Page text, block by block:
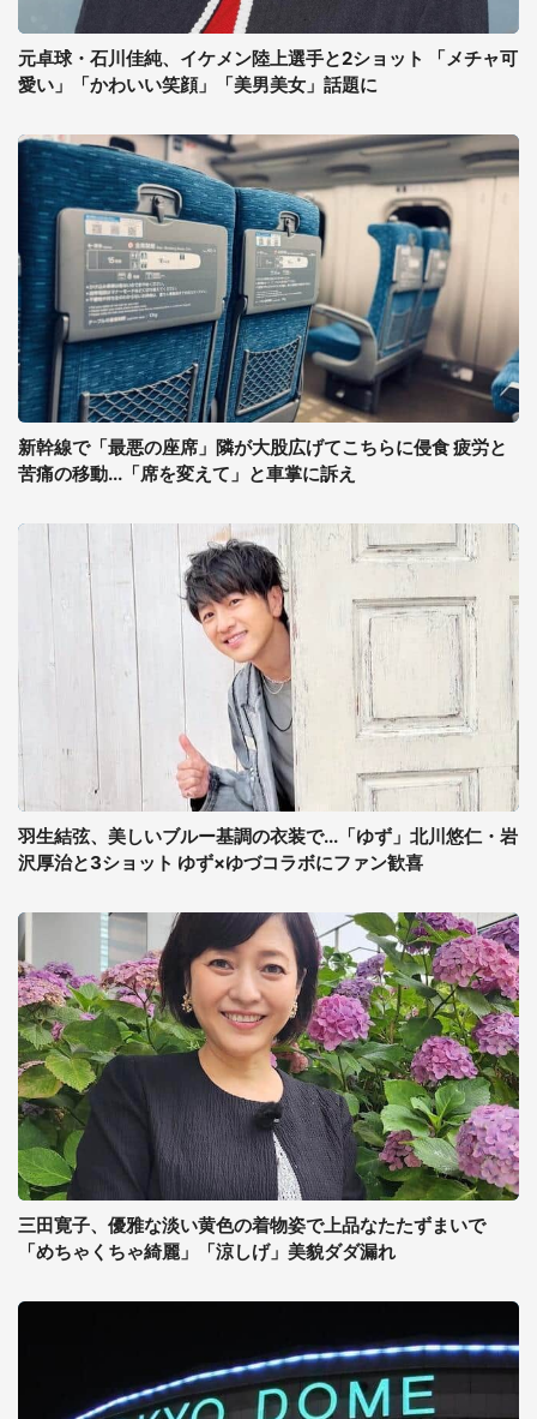
元卓球・石川佳純、イケメン陸上選手と2ショット 「メチャ可
愛い」「かわいい笑顔」「美男美女」話題に
新幹線で「最悪の座席」隣が大股広げてこちらに侵食 疲労と
苦痛の移動...「席を変えて」と車掌に訴え
羽生結弦、美しいブルー基調の衣装で...「ゆず」北川悠仁・岩
沢厚治と3ショット ゆず×ゆづコラボにファン歓喜
三田寛子、優雅な淡い黄色の着物姿で上品なたたずまいで
「めちゃくちゃ綺麗」「涼しげ」美貌ダダ漏れ